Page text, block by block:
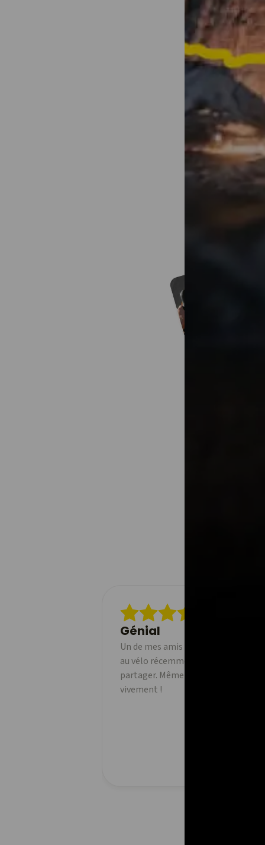
d'une
partagées !
Génial
Un de mes amis a commencé à
au vélo récemment et j'adore
partager. Même la version gratuite
vivement !